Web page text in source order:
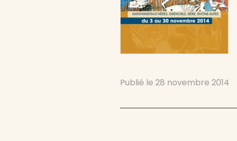
Publié le28 novembre 2014